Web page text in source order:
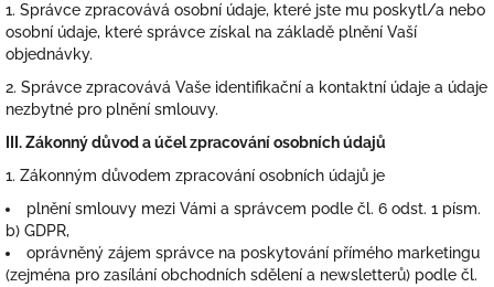
1. Správce zpracovává osobní údaje, které jste mu poskytl/a nebo
osobní údaje, které správce získal na základě plnění Vaší
objednávky.
2. Správce zpracovává Vaše identifikační a kontaktní údaje a údaje
nezbytné pro plnění smlouvy.
III.Zákonný důvod a účel zpracování osobních údajů
1. Zákonným důvodem zpracování osobních údajů je
plnění smlouvy mezi Vámi a správcem podle čl. 6 odst. 1 písm.
b) GDPR,
oprávněný zájem správce na poskytování přímého marketingu
(zejména pro zasílání obchodních sdělení a newsletterů) podle čl.